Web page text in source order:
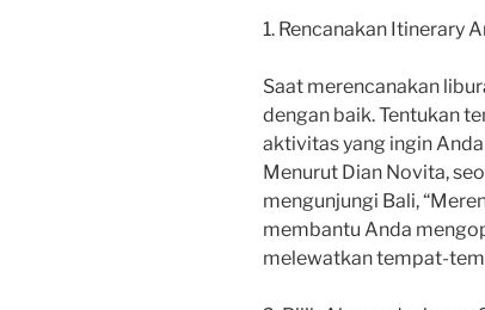
1. Rencanakan Itinerary
Saat merencanakan
dengan baik. Tentukan
aktivitas yang ingin
Menurut Dian Novita,
mengunjungi Bali,
membantu Anda
melewatkan tempat-